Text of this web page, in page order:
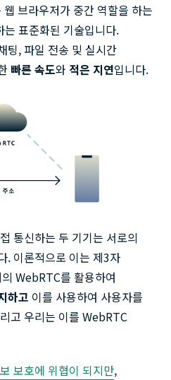
브라우저가 중간 역할을 하는
표준화된 기술입니다.
팅, 파일 전송 및 실시간
빠른 속도와 적은 지연입니다.
통신하는 두 기기는 서로의
. 이론적으로 이는 제3자
WebRTC를 활용하여
하고 이를 사용하여 사용자를
고 우리는 이를 WebRTC
보호에 위협이 되지만,